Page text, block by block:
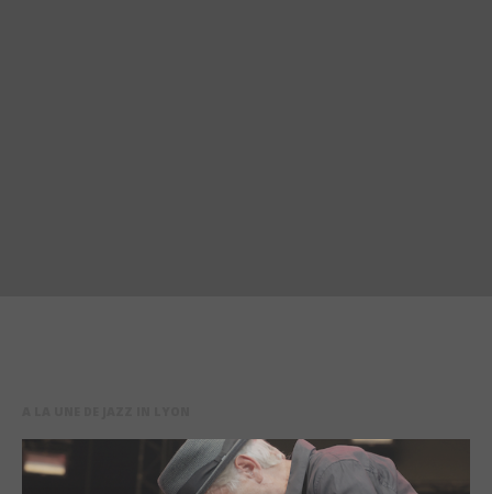
Du 2 au 8 août, Crest Jazz Festival fête cette année
son 50ème anniversaire avec un programme relevé